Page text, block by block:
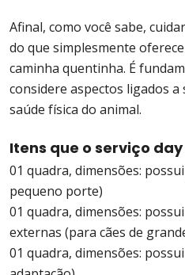
Afinal, como você sabe,
do que simplesmente
caminha quentinha. É
considere aspectos ligados a
saúde física do animal.
Itens que o serviço
01 quadra, dimensões:
pequeno porte)
01 quadra, dimensões:
externas (para cães de
01 quadra, dimensões: